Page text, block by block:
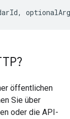
,
öffentlichen
Sie über
oder die API-